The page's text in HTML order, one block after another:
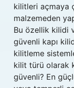
kilitleri açmaya
malzemeden
Bu özellik kilidi
güvenli kapı
kilitleme
kilit türü olarak
güvenli? En